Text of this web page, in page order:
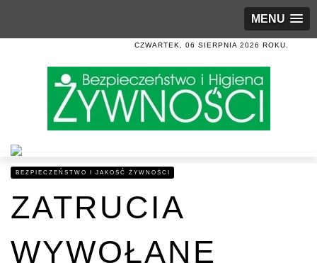
MENU
CZWARTEK, 06 SIERPNIA 2026 ROKU.
BEZPIECZEŃSTWO I JAKOŚĆ ŻYWNOŚCI
ZATRUCIA
WYWOŁANE